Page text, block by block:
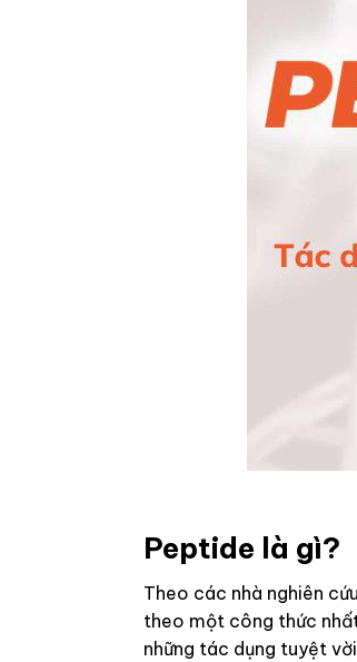
Peptide là gì?
Theo các nhà nghiên
theo một công thức
những tác dụng tuyệt